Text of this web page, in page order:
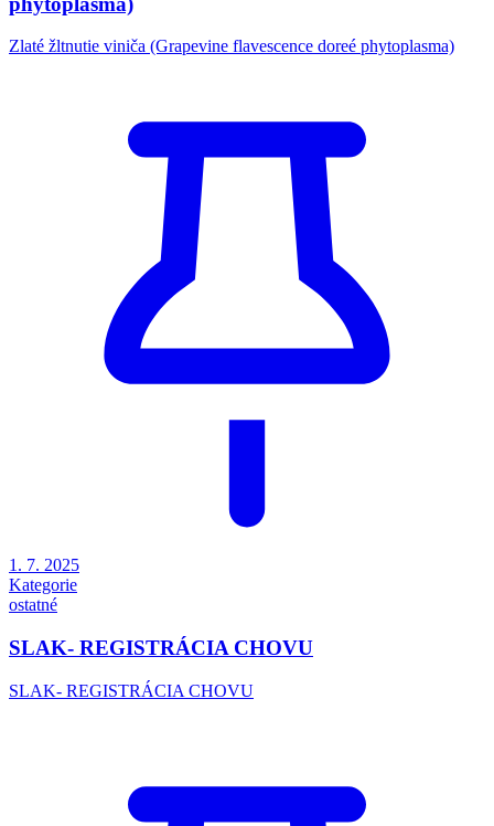
Zlaté žltnutie viniča (Grapevine flavescence doreé phytoplasma)
1. 7. 2025
Kategorie
ostatné
SLAK- REGISTRÁCIA CHOVU
SLAK- REGISTRÁCIA CHOVU